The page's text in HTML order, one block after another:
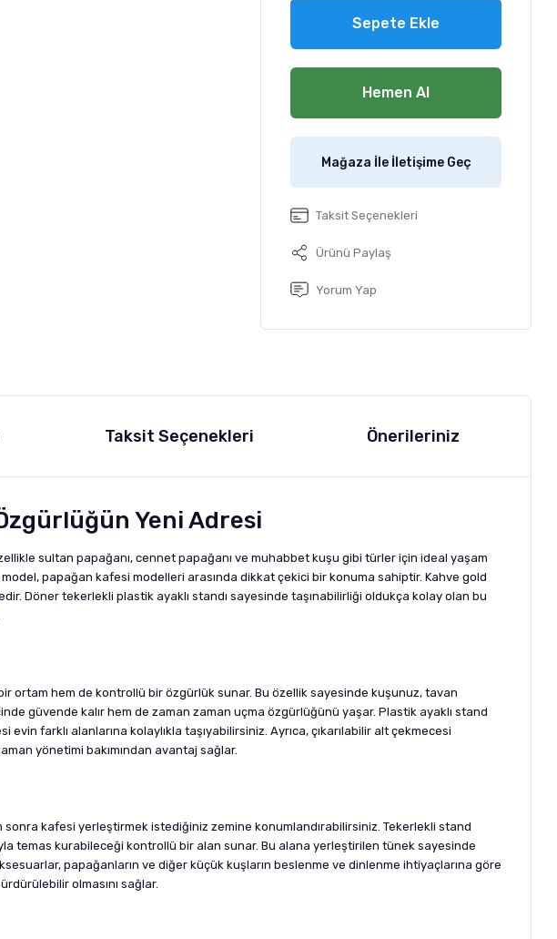
Sepete Ekle
Hemen Al
Mağaza İle İletişime Geç
Taksit Seçenekleri
Ürünü Paylaş
Yorum Yap
Taksit Seçenekleri Önerileriniz
Yeni Adresi
sultan papağanı, cennet papağanı ve muhabbet kuşu gibi türler için ideal yaşam
papağan kafesi modelleri arasında dikkat çekici bir konuma sahiptir. Kahve gold
Döner tekerlekli plastik ayaklı standı sayesinde taşınabilirliği oldukça kolay olan bu
ortam hem de kontrollü bir özgürlük sunar. Bu özellik sayesinde kuşunuz, tavan
güvende kalır hem de zaman zaman uçma özgürlüğünü yaşar. Plastik ayaklı stand
farklı alanlarına kolaylıkla taşıyabilirsiniz. Ayrıca, çıkarılabilir alt çekmecesi
yönetimi bakımından avantaj sağlar.
kafesi yerleştirmek istediğiniz zemine konumlandırabilirsiniz. Tekerlekli stand
temas kurabileceği kontrollü bir alan sunar. Bu alana yerleştirilen tünek sayesinde
papağanların ve diğer küçük kuşların beslenme ve dinlenme ihtiyaçlarına göre
olmasını sağlar.